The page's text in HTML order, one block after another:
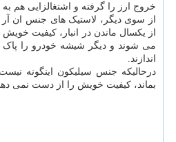
خروج ارز را گرفته و اشتغالزایی هم
از سوی دیگر، لاستیک های جنس ان
از یکسال ماندن در انبار، کیفیت
می شوند و دیگر شیشه خودرو را
اندازند.
بماند، کیفیت خویش را از دست نمی